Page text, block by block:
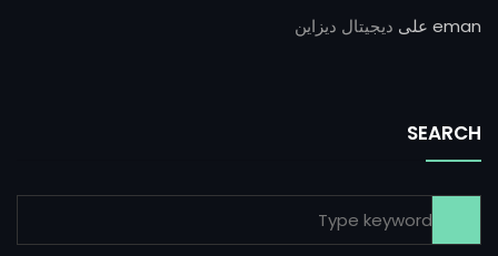
eman على ديجيتال ديزاين
SEARCH